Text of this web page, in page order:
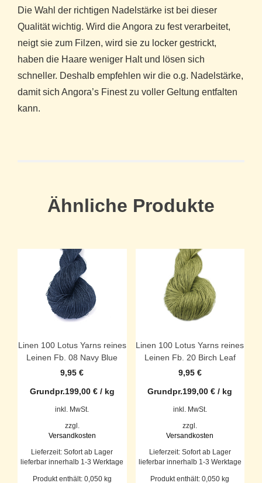
Die Wahl der richtigen Nadelstärke ist bei dieser
Qualität wichtig. Wird die Angora zu fest verarbeitet,
neigt sie zum Filzen, wird sie zu locker gestrickt,
haben die Haare weniger Halt und lösen sich
schneller. Deshalb empfehlen wir die o.g. Nadelstärke,
damit sich Angora’s Finest zu voller Geltung entfalten
kann.
Ähnliche Produkte
Linen 100 Lotus Yarns reines
Leinen Fb. 08 Navy Blue
9,95€
Grundpr.199,00 €/ kg
inkl. MwSt.
zzgl.
Versandkosten
Lieferzeit:Sofort ab Lager
lieferbar innerhalb 1-3 Werktage
Produkt enthält: 0,050 kg
Linen 100 Lotus Yarns reines
Leinen Fb. 20 Birch Leaf
9,95 €
Grundpr.199,00€ / kg
inkl. MwSt.
zzgl.
Versandkosten
Lieferzeit: Sofort ab Lager
lieferbar innerhalb 1-3 Werktage
Produkt enthält: 0,050kg